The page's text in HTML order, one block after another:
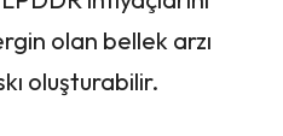
olan bellek arzı
oluşturabilir.